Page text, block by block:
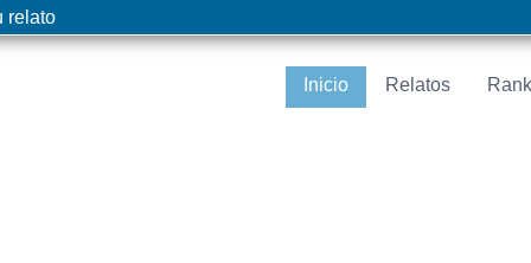
relato
Inicio Relatos